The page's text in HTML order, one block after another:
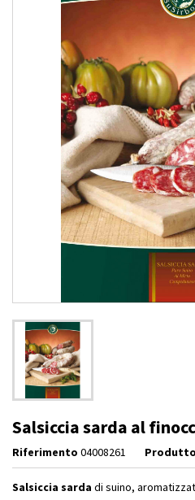
Salsiccia sarda al
Riferimento 04008261
Salsiccia sarda di suino,